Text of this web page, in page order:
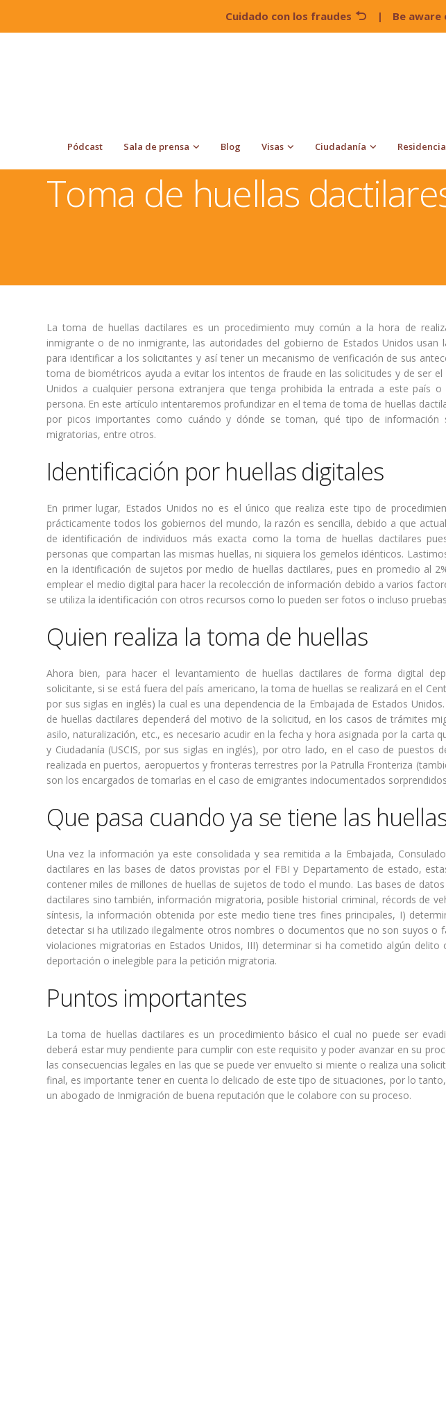
Cuidado con los fraudes | Be aware
Pódcast Sala de prensa Blog Visas Ciudadanía Residencia
Quiroga Law Office, PLLC Toma de huellas dactilares en los trámites de visado
Toma de huellas
La toma de huellas dactilares es un procedimiento muy común a la hora de
inmigrante o de no inmigrante, las autoridades del gobierno de Estados Unidos usan
para identificar a los solicitantes y así tener un mecanismo de verificación de sus
toma de biométricos ayuda a evitar los intentos de fraude en las solicitudes y de ser
Unidos a cualquier persona extranjera que tenga prohibida la entrada a este país
persona. En este artículo intentaremos profundizar en el tema de toma de huellas
por picos importantes como cuándo y dónde se toman, qué tipo de información
migratorias, entre otros.
Identificación por huellas digitales
En primer lugar, Estados Unidos no es el único que realiza este tipo de
prácticamente todos los gobiernos del mundo, la razón es sencilla, debido a que
de identificación de individuos más exacta como la toma de huellas dactilares
personas que compartan las mismas huellas, ni siquiera los gemelos idénticos.
en la identificación de sujetos por medio de huellas dactilares, pues en promedio al
emplear el medio digital para hacer la recolección de información debido a varios
se utiliza la identificación con otros recursos como lo pueden ser fotos o incluso
Quien realiza la toma de huellas
Ahora bien, para hacer el levantamiento de huellas dactilares de forma digital
solicitante, si se está fuera del país americano, la toma de huellas se realizará en el
por sus siglas en inglés) la cual es una dependencia de la Embajada de Estados
de huellas dactilares dependerá del motivo de la solicitud, en los casos de trámites
asilo, naturalización, etc., es necesario acudir en la fecha y hora asignada por la carta
y Ciudadanía (USCIS, por sus siglas en inglés), por otro lado, en el caso de puestos
realizada en puertos, aeropuertos y fronteras terrestres por la Patrulla Fronteriza
son los encargados de tomarlas en el caso de emigrantes indocumentados
Que pasa cuando ya se tiene las
Una vez la información ya este consolidada y sea remitida a la Embajada,
dactilares en las bases de datos provistas por el FBI y Departamento de estado,
contener miles de millones de huellas de sujetos de todo el mundo. Las bases de
dactilares sino también, información migratoria, posible historial criminal, récords de
síntesis, la información obtenida por este medio tiene tres fines principales, I)
detectar si ha utilizado ilegalmente otros nombres o documentos que no son suyos o
violaciones migratorias en Estados Unidos, III) determinar si ha cometido algún
deportación o inelegible para la petición migratoria.
Puntos importantes
La toma de huellas dactilares es un procedimiento básico el cual no puede ser
deberá estar muy pendiente para cumplir con este requisito y poder avanzar en su
las consecuencias legales en las que se puede ver envuelto si miente o realiza una
final, es importante tener en cuenta lo delicado de este tipo de situaciones, por lo
un abogado de Inmigración de buena reputación que le colabore con su proceso.